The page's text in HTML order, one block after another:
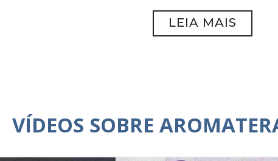
LEIA MAIS
VÍDEOS SOBRE